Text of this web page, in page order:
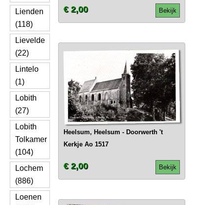
Lienden
(118)
Lievelde
(22)
Lintelo
(1)
Lobith
(27)
Lobith
Tolkamer
(104)
Lochem
(886)
Loenen
Bekijk
€ 2,00
Heelsum, Heelsum - Doorwerth 't
Kerkje Ao 1517
Bekijk
€ 2,00